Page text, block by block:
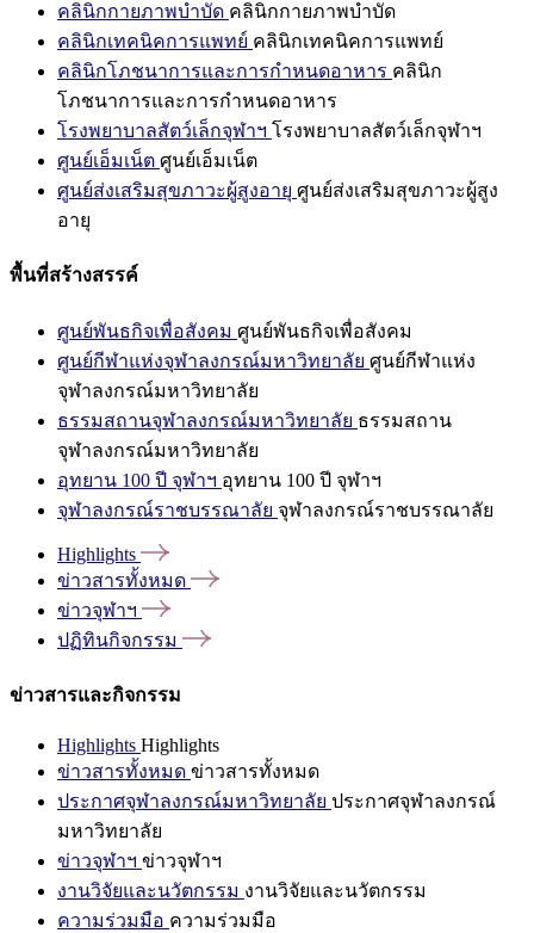
คลินิกกายภาพบำบัด คลินิกกายภาพบำบัด
คลินิกเทคนิคการแพทย์ คลินิกเทคนิคการแพทย์
คลินิกโภชนาการและการกำหนดอาหาร คลินิก
โภชนาการและการกำหนดอาหาร
โรงพยาบาลสัตว์เล็กจุฬาฯ โรงพยาบาลสัตว์เล็กจุฬาฯ
ศูนย์เอ็มเน็ต ศูนย์เอ็มเน็ต
ศูนย์ส่งเสริมสุขภาวะผู้สูงอายุ ศูนย์ส่งเสริมสุขภาวะผู้สูง
อายุ
พื้นที่สร้างสรรค์
ศูนย์พันธกิจเพื่อสังคม ศูนย์พันธกิจเพื่อสังคม
ศูนย์กีฬาแห่งจุฬาลงกรณ์มหาวิทยาลัย ศูนย์กีฬาแห่ง
จุฬาลงกรณ์มหาวิทยาลัย
ธรรมสถานจุฬาลงกรณ์มหาวิทยาลัย ธรรมสถาน
จุฬาลงกรณ์มหาวิทยาลัย
อุทยาน 100 ปี จุฬาฯ อุทยาน 100 ปี จุฬาฯ
จุฬาลงกรณ์ราชบรรณาลัย จุฬาลงกรณ์ราชบรรณาลัย
Highlights
ข่าวสารทั้งหมด
ข่าวจุฬาฯ
ปฏิทินกิจกรรม
ข่าวสารและกิจกรรม
Highlights Highlights
ข่าวสารทั้งหมด ข่าวสารทั้งหมด
ประกาศจุฬาลงกรณ์มหาวิทยาลัย ประกาศจุฬาลงกรณ์
มหาวิทยาลัย
ข่าวจุฬาฯ ข่าวจุฬาฯ
งานวิจัยและนวัตกรรม งานวิจัยและนวัตกรรม
ความร่วมมือ ความร่วมมือ